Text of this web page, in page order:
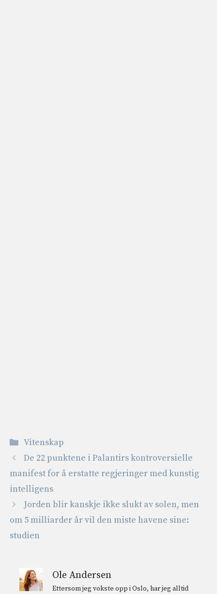
Kategorier
Vitenskap
De 22 punktene i Palantirs kontroversielle
manifest for å erstatte regjeringer med kunstig
intelligens
Jorden blir kanskje ikke slukt av solen, men
om 5 milliarder år vil den miste havene sine:
studien
Ole Andersen
Ettersom jeg vokste opp i Oslo, har jeg alltid